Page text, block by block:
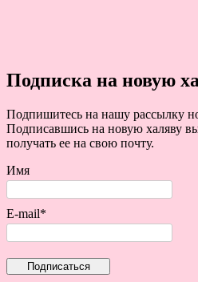
Подписка на новую
Подпишитесь на нашу рассылку
Подписавшись на новую халяву
получать ее на свою почту.
Имя
E-mail*